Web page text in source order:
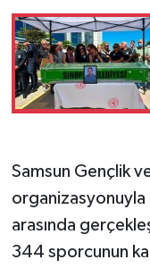
Samsun Gençlik
arasında
344 sporcunun